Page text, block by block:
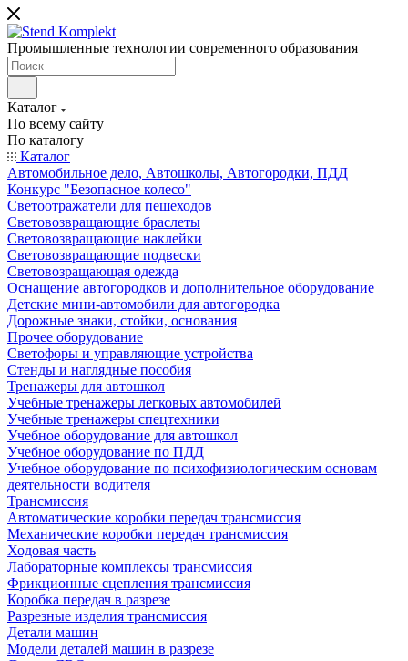
Промышленные технологии современного образования
Каталог
По всему сайту
По каталогу
Каталог
Автомобильное дело, Автошколы, Автогородки, ПДД
Конкурс "Безопасное колесо"
Светоотражатели для пешеходов
Световозвращающие браслеты
Световозвращающие наклейки
Световозвращающие подвески
Световозращающая одежда
Оснащение автогородков и дополнительное оборудование
Детские мини-автомобили для автогородка
Дорожные знаки, стойки, основания
Прочее оборудование
Светофоры и управляющие устройства
Стенды и наглядные пособия
Тренажеры для автошкол
Учебные тренажеры легковых автомобилей
Учебные тренажеры спецтехники
Учебное оборудование для автошкол
Учебное оборудование по ПДД
Учебное оборудование по психофизиологическим основам
деятельности водителя
Трансмиссия
Автоматические коробки передач трансмиссия
Механические коробки передач трансмиссия
Ходовая часть
Лабораторные комплексы трансмиссия
Фрикционные сцепления трансмиссия
Коробка передач в разрезе
Разрезные изделия трансмиссия
Детали машин
Модели деталей машин в разрезе